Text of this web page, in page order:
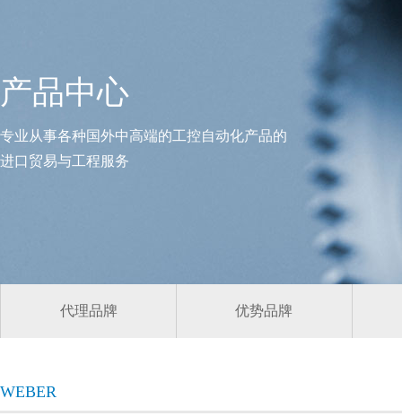
产品中心
专业从事各种国外中高端的工控自动化产品的
进口贸易与工程服务
代理品牌 优势品牌
WEBER